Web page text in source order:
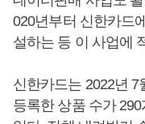
020년부터 신한카드
설하는 등 이 사업에
신한카드는 2022년
등록한 상품 수가